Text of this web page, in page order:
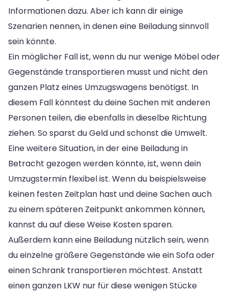
Informationen dazu. Aber ich kann dir einige
Szenarien nennen, in denen eine Beiladung sinnvoll
sein könnte.
Ein möglicher Fall ist, wenn du nur wenige Möbel oder
Gegenstände transportieren musst und nicht den
ganzen Platz eines Umzugswagens benötigst. In
diesem Fall könntest du deine Sachen mit anderen
Personen teilen, die ebenfalls in dieselbe Richtung
ziehen. So sparst du Geld und schonst die Umwelt.
Eine weitere Situation, in der eine Beiladung in
Betracht gezogen werden könnte, ist, wenn dein
Umzugstermin flexibel ist. Wenn du beispielsweise
keinen festen Zeitplan hast und deine Sachen auch
zu einem späteren Zeitpunkt ankommen können,
kannst du auf diese Weise Kosten sparen.
Außerdem kann eine Beiladung nützlich sein, wenn
du einzelne größere Gegenstände wie ein Sofa oder
einen Schrank transportieren möchtest. Anstatt
einen ganzen LKW nur für diese wenigen Stücke